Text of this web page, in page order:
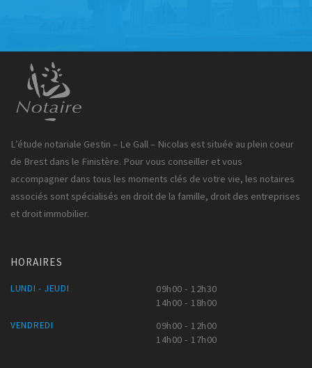
L’étude notariale Gestin – Le Gall – Nicolas est située au plein coeur
de Brest dans le Finistère. Pour vous conseiller et vous
accompagner dans tous les moments clés de votre vie, les notaires
associés sont spécialisés en droit de la famille, droit des entreprises
et droit immobilier.
HORAIRES
LUNDI - JEUDI
09h00 - 12h30
14h00 - 18h00
VENDREDI
09h00 - 12h00
14h00 - 17h00